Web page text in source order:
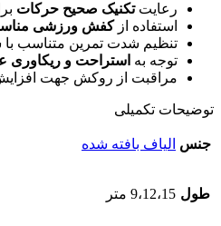
رعایتتکنیک صحیح حرکات
استفاده ازکفش ورزشی
تنظیم شدت تمرین متناسب
توجه به استراحت و ریکاوری
مراقبت از روکش جهت
توضیحات تکمیلی
جنس الیاف بافته شده
طول 9،12،15 متر